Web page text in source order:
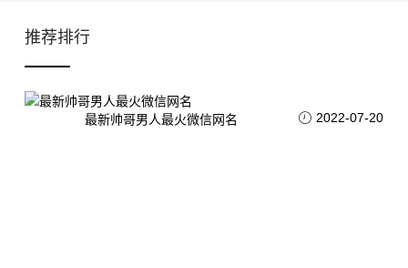
推荐排行
最新帅哥男人最火微信网名 2022-07-20